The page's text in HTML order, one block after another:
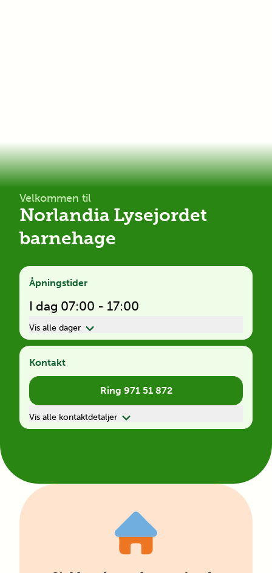
Velkommen til
Norlandia Lysejordet
barnehage
Åpningstider
I dag 07:00 - 17:00
Vis alle dager
Kontakt
Ring 971 51 872
Vis alle kontaktdetaljer